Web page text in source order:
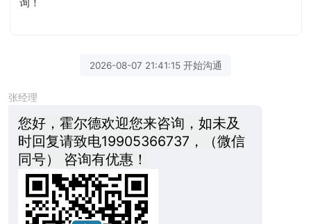
询！
2026-08-07 21:41:15 开始沟通
张经理
您好，霍尔德欢迎您来咨询，如未及
时回复请致电19905366737，（微信
同号） 咨询有优惠！